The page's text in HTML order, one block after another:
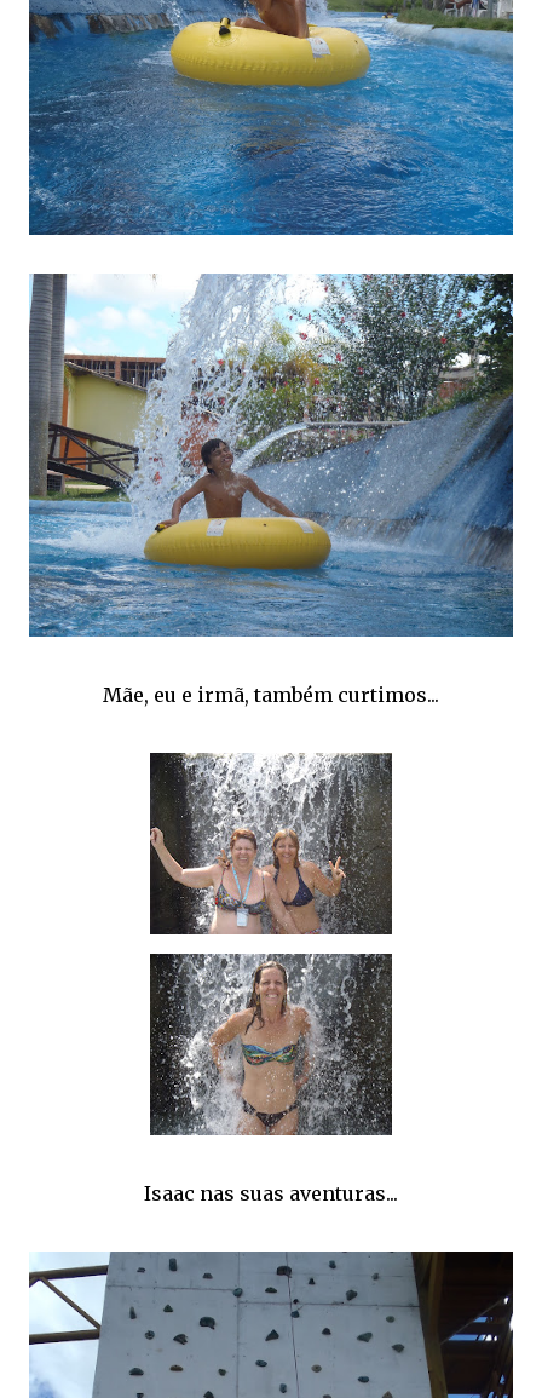
Mãe, eu e irmã, também curtimos...
Isaac nas suas aventuras...